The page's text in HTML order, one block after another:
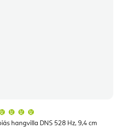
hangvilla DNS 528 Hz, 9,4 cm
átlagos
értékelése